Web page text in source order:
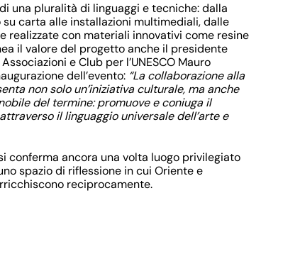
una pluralità di linguaggi e tecniche: dalla
carta alle installazioni multimediali, dalle
realizzate con materiali innovativi come resine
il valore del progetto anche il presidente
e Club per l’UNESCO Mauro
dell’evento: “La collaborazione alla
non solo un’iniziativa culturale, ma anche
del termine: promuove e coniuga il
il linguaggio universale dell’arte e
conferma ancora una volta luogo privilegiato
spazio di riflessione in cui Oriente e
reciprocamente.